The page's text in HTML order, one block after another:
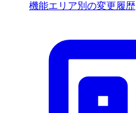
機能エリア別の変更履歴